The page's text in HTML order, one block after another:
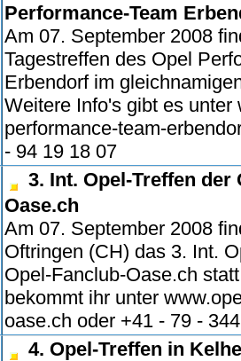
Performance-Team
Am 07. September 2008
Tagestreffen des Opel
Erbendorf im
Weitere Info's gibt es unter
performance-team-
- 94 19 18 07
3. Int. Opel-Treffen der
Oase.ch
Am 07. September 2008
Oftringen (CH) das 3. Int.
Opel-Fanclub-Oase.ch
bekommt ihr unter
oase.ch oder +41 - 79 - 344
4. Opel-Treffen in